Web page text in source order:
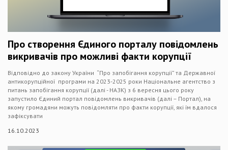
Про створення Єдиного порталу повідомлень
викривачів про можливі факти корупції
Відповідно до закону України “Про запобігання корупції” та Державної
антикорупційної програми на 2023-2025 роки Національне агентство з
питань запобігання корупції (далі - НАЗК) з 6 вересня цього року
запустило Єдиний портал повідомлень викривачів (далі – Портал), на
якому громадяни можуть повідомляти про факти корупції, які їм вдалося
зафіксувати
16.10.2023